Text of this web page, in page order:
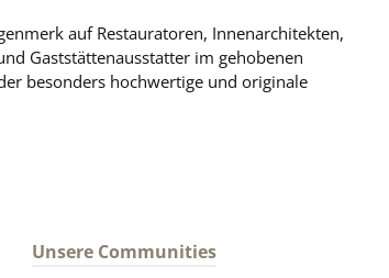
auf Restauratoren, Innenarchitekten,
Gaststättenausstatter im gehobenen
besonders hochwertige und originale
Unsere Communities